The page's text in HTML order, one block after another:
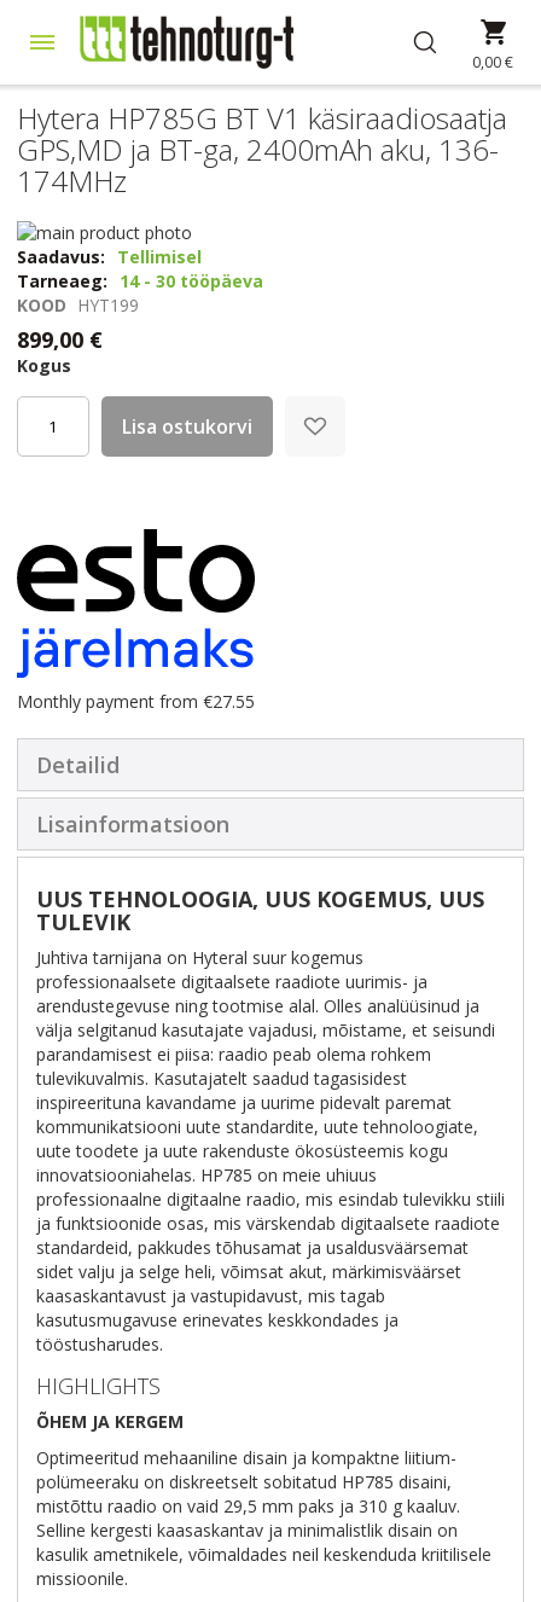
to
0,00 €
Hytera HP785G BT V1 käsiraadiosaatja
GPS,MD ja BT-ga, 2400mAh aku, 136-
174MHz
Skip
to
the
end
of
the
images
gallery
Skip
to
the
beginning
of
the
images
gallery
Saadavus:
Tellimisel
Tarneaeg:
14 - 30 tööpäeva
KOOD
HYT199
899,00 €
Kogus
Lisa ostukorvi
Monthly payment from €27.55
Detailid
UUS TEHNOLOOGIA, UUS KOGEMUS, UUS
TULEVIK
Juhtiva tarnijana on Hyteral suur kogemus
professionaalsete digitaalsete raadiote uurimis- ja
arendustegevuse ning tootmise alal. Olles analüüsinud ja
välja selgitanud kasutajate vajadusi, mõistame, et seisundi
parandamisest ei piisa: raadio peab olema rohkem
tulevikuvalmis. Kasutajatelt saadud tagasisidest
inspireerituna kavandame ja uurime pidevalt paremat
kommunikatsiooni uute standardite, uute tehnoloogiate,
uute toodete ja uute rakenduste ökosüsteemis kogu
innovatsiooniahelas. HP785 on meie uhiuus
professionaalne digitaalne raadio, mis esindab tulevikku stiili
ja funktsioonide osas, mis värskendab digitaalsete raadiote
standardeid, pakkudes tõhusamat ja usaldusväärsemat
sidet valju ja selge heli, võimsat akut, märkimisväärset
kaasaskantavust ja vastupidavust, mis tagab
kasutusmugavuse erinevates keskkondades ja
tööstusharudes.
HIGHLIGHTS
ÕHEM JA KERGEM
Optimeeritud mehaaniline disain ja kompaktne liitium-
polümeeraku on diskreetselt sobitatud HP785 disaini,
mistõttu raadio on vaid 29,5 mm paks ja 310 g kaaluv.
Selline kergesti kaasaskantav ja minimalistlik disain on
kasulik ametnikele, võimaldades neil keskenduda kriitilisele
missioonile.
Lisainformatsioon